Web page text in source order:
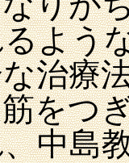
よう
治療
をつ
中島